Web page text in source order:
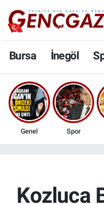
Bursa İnegöl
Genel Spor
Kozluca
Bursa
İnegöl
3.SAYFA
Nöbetçi
Hava Durumu
Trafik Durumu